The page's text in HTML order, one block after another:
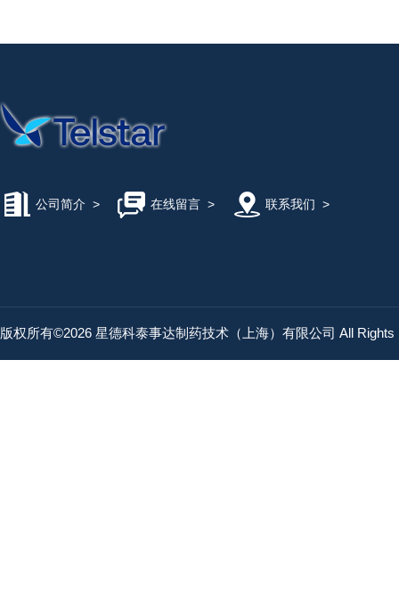
公司简介 > 在线留言> 联系我们 >
版权所有©2026 星德科泰事达制药技术（上海）有限公司 All